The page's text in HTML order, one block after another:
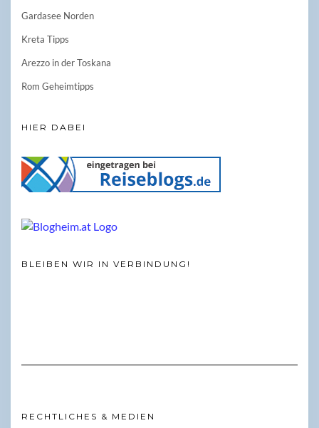
Gardasee Norden
Kreta Tipps
Arezzo in der Toskana
Rom Geheimtipps
HIER DABEI
BLEIBEN WIR IN VERBINDUNG!
RECHTLICHES & MEDIEN